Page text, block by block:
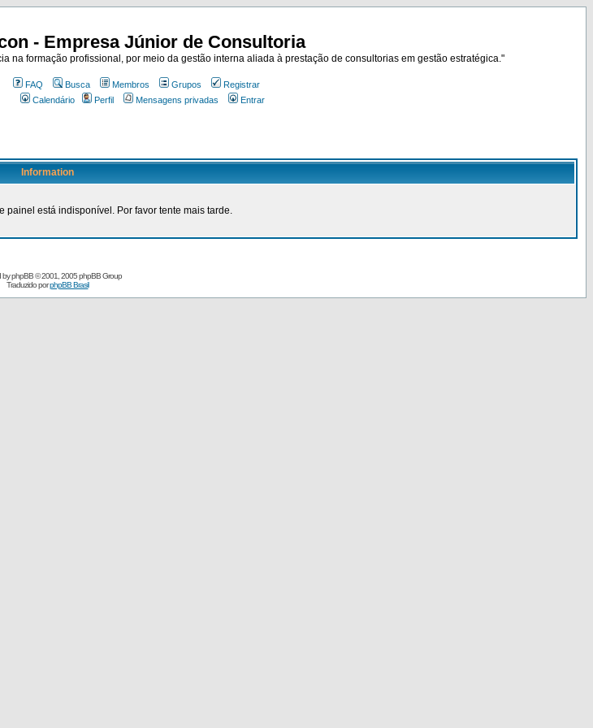
- Empresa Júnior de Consultoria
na formação profissional, por meio da gestão interna aliada à prestação de consultorias em gestão estratégica."
FAQ Busca Membros Grupos
Registrar
Calendário
Perfil Mensagens privadas Entrar
Information
painel está indisponível. Por favor tente mais tarde.
byphpBB© 2001, 2005 phpBB Group
Traduzido porphpBB Brasil